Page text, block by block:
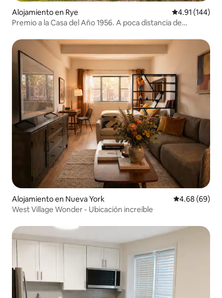
Alojamiento en Rye Calificación
4.91 (144)
Premio a la Casa del Año 1956. A poca distancia de
Alojamiento en Nueva York Calificación
4.68 (69)
West Village Wonder - Ubicación increíble